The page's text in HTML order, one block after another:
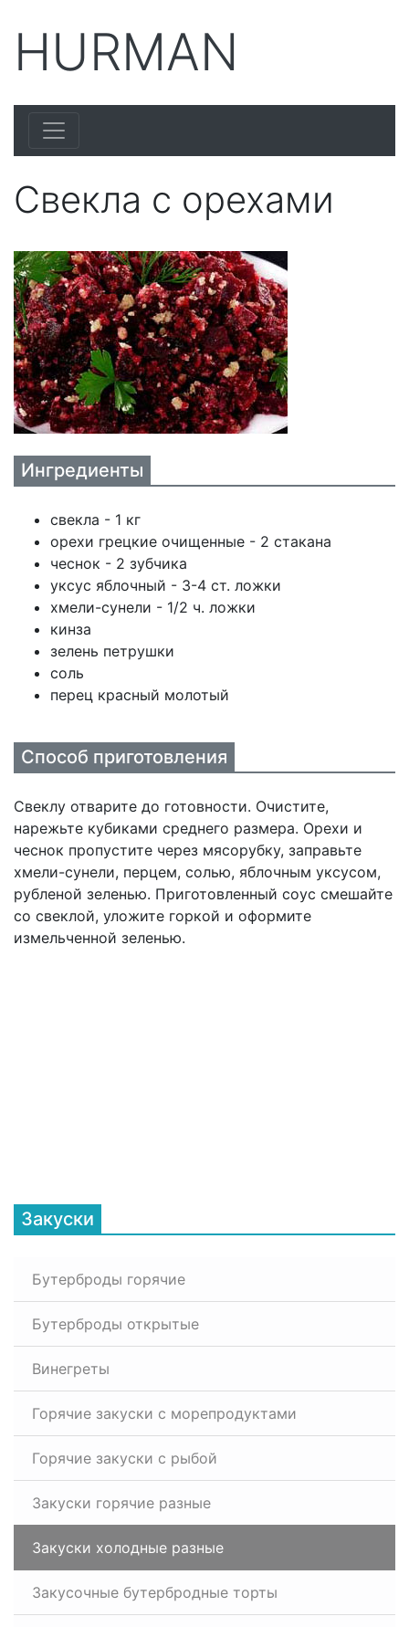
HURMAN
Свекла с орехами
Ингредиенты
свекла - 1 кг
орехи грецкие очищенные - 2 стакана
чеснок - 2 зубчика
уксус яблочный - 3-4 ст. ложки
хмели-сунели - 1/2 ч. ложки
кинза
зелень петрушки
соль
перец красный молотый
Способ приготовления
Свеклу отварите до готовности. Очистите,
нарежьте кубиками среднего размера. Орехи и
чеснок пропустите через мясорубку, заправьте
хмели-сунели, перцем, солью, яблочным уксусом,
рубленой зеленью. Приготовленный соус смешайте
со свеклой, уложите горкой и оформите
измельченной зеленью.
Закуски
Бутерброды горячие
Бутерброды открытые
Винегреты
Горячие закуски с морепродуктами
Горячие закуски с рыбой
Закуски горячие разные
Закуски холодные разные
Закусочные бутербродные торты